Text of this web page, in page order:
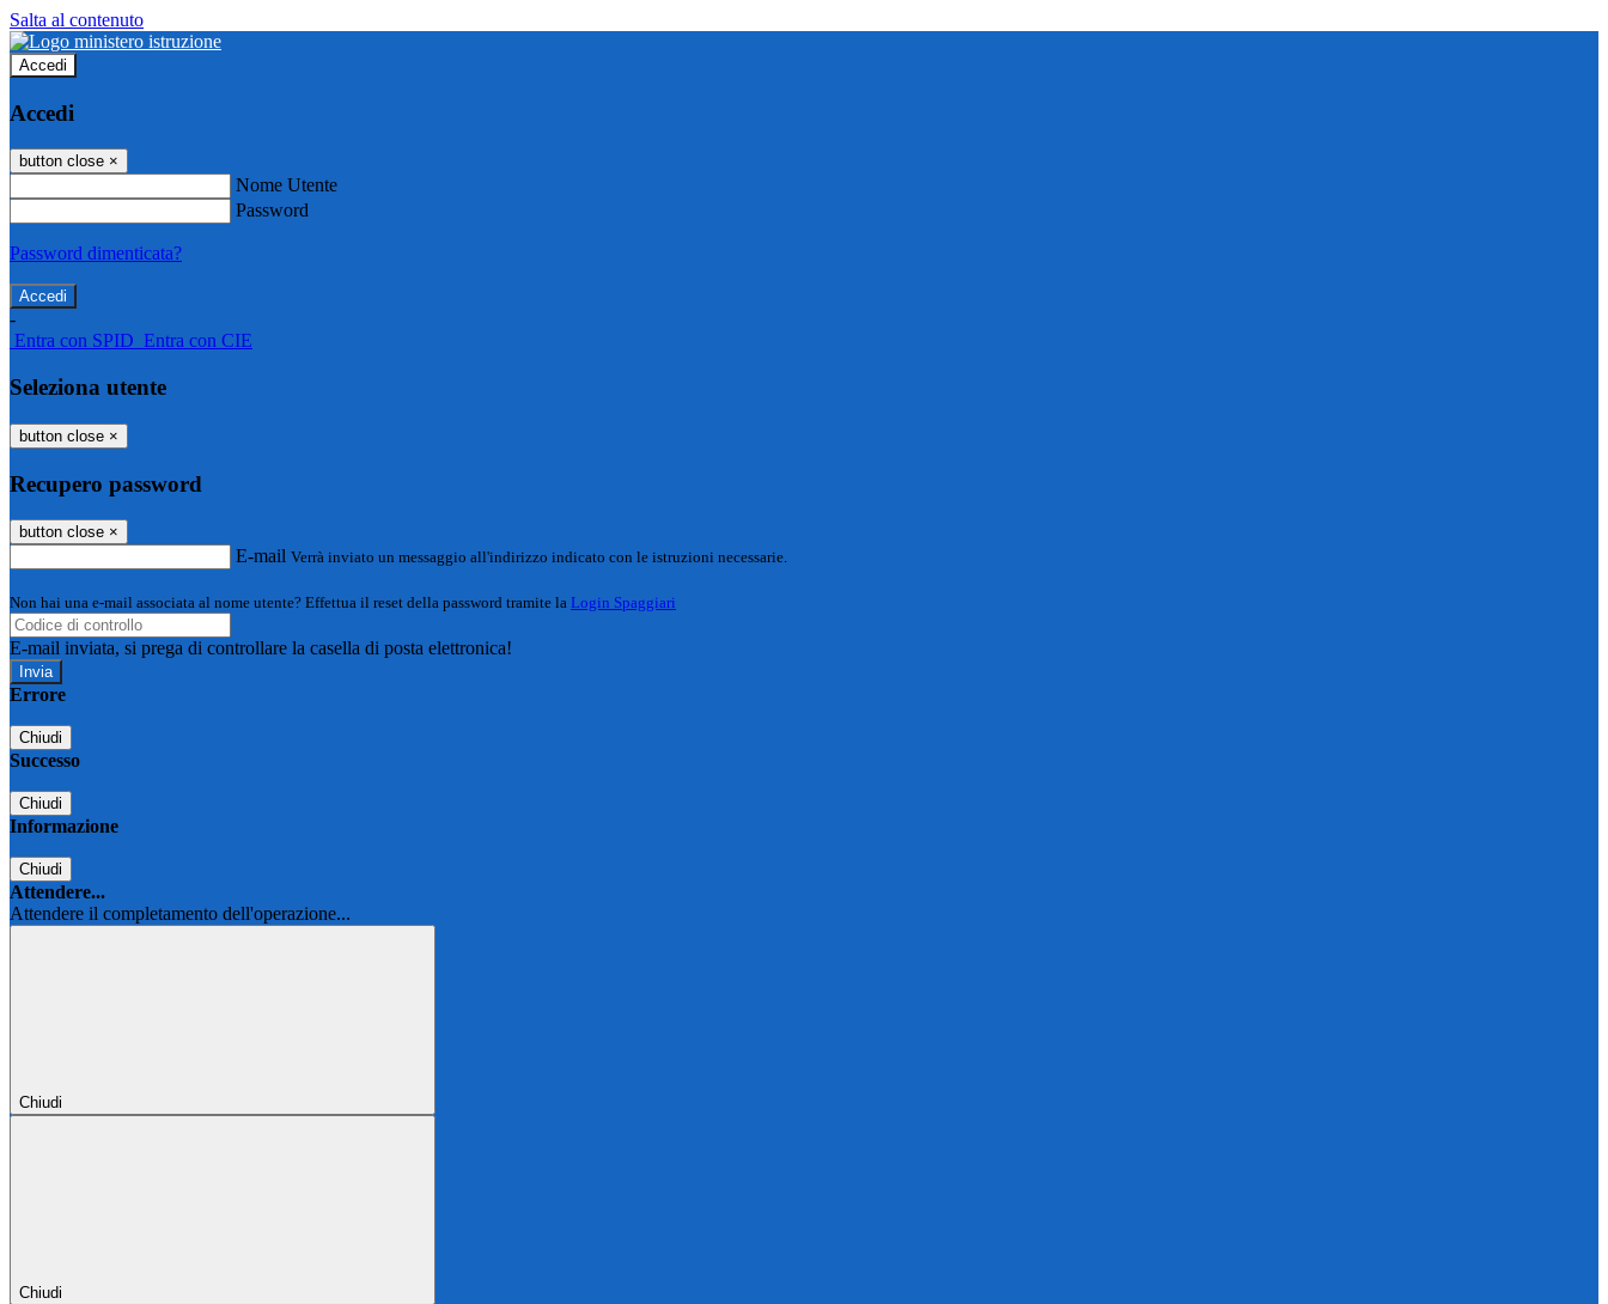
Salta al contenuto
Accedi
Accedi
button close ×
Nome Utente
Password
Password dimenticata?
-
Entra con SPID Entra con CIE
Seleziona utente
button close ×
Recupero password
button close ×
E-mail Verrà inviato un messaggio all'indirizzo indicato con le istruzioni necessarie.
Non hai una e-mail associata al nome utente? Effettua il reset della password tramite la Login Spaggiari
E-mail inviata, si prega di controllare la casella di posta elettronica!
Errore
Chiudi
Successo
Chiudi
Informazione
Chiudi
Attendere...
Attendere il completamento dell'operazione...
Chiudi
Chiudi